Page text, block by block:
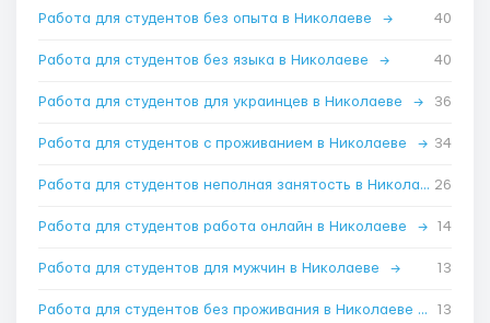
Работа для студентов без опыта в Николаеве → 40
Работа для студентов без языка в Николаеве → 40
Работа для студентов для украинцев в Николаеве → 36
Работа для студентов с проживанием в Николаеве → 34
Работа для студентов неполная занятость в Николаеве 26
Работа для студентов работа онлайн в Николаеве → 14
Работа для студентов для мужчин в Николаеве → 13
Работа для студентов без проживания в Николаеве→ 13